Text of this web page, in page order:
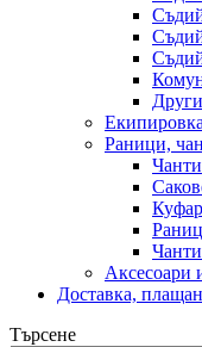
Раници,
Чанти
Аксесоари
Доставка,
Търсене